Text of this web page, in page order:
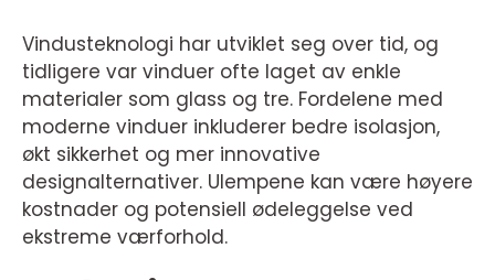
Vindusteknologi har utviklet seg over tid, og
tidligere var vinduer ofte laget av enkle
materialer som glass og tre. Fordelene med
moderne vinduer inkluderer bedre isolasjon,
økt sikkerhet og mer innovative
designalternativer. Ulempene kan være høyere
kostnader og potensiell ødeleggelse ved
ekstreme værforhold.